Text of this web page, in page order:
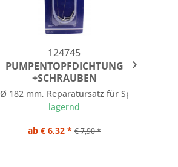
124745
PUMPENTOPFDICHTUNG
+SCHRAUBEN
Ø 182 mm, Reparatursatz für
lagernd
ab € 6,32 * € 7,90 *